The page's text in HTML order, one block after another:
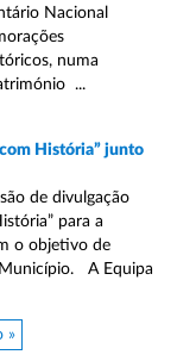
Nacional
numa
...
História” junto
de divulgação
para a
o objetivo de
A Equipa
»